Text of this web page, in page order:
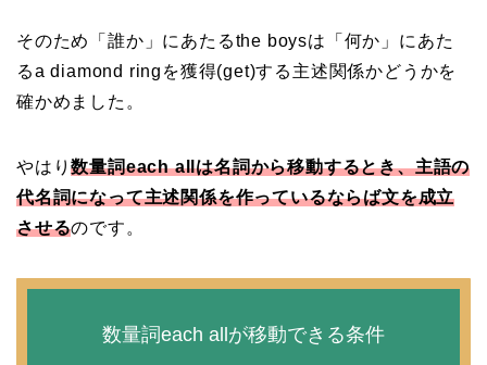
そのため「誰か」にあたるthe boysは「何か」にあた
るa diamond ringを獲得(get)する主述関係かどうかを
確かめました。
やはり数量詞each allは名詞から移動するとき、主語の
代名詞になって主述関係を作っているならば文を成立
させるのです。
数量詞each allが移動できる条件